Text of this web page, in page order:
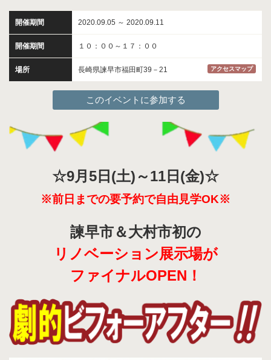
開催期間 2020.09.05 ～ 2020.09.11
開催期間 １０：００～１７：００
場所 長崎県諫早市福田町39－21 アクセスマップ
このイベントに参加する
☆9月5日(土)～11 日(金)☆
※前日までの要予約で自由見学OK※
諫早市＆大村市初の
リノベーション展示場が
ファイナルOPEN！